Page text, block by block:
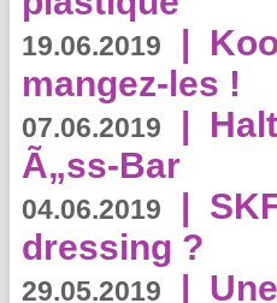
19.06.2019 |
mangez-les !
07.06.2019 |
Ã„ss-Bar
04.06.2019 |
dressing ?
29.05.2019 |